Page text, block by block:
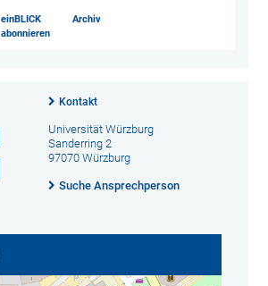
einBLICK
abonnieren
Archiv
Kontakt
Universität Würzburg
Sanderring 2
97070 Würzburg
Suche Ansprechperson